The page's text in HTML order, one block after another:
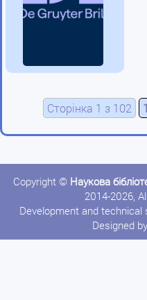
Сторінка 1 з 102 1
Copyright © Наукова
2014-2026,
Development and technical
Designed by